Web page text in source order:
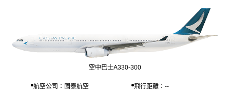
空中巴士A330-300
航空公司：國泰航空
飛行距離：--